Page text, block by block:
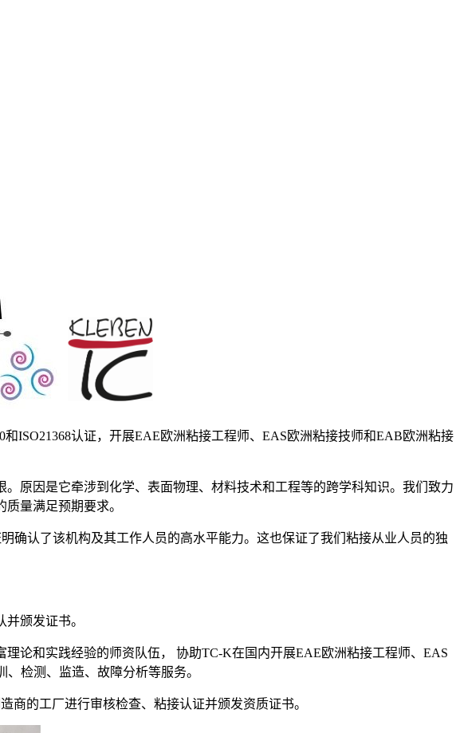
和ISO21368认证，开展EAE欧洲粘接工程师、EAS欧洲粘接技师和EAB欧洲粘接
原因是它牵涉到化学、表面物理、材料技术和工程等的跨学科知识。我们致力
量满足预期要求。
确认了该机构及其工作人员的高水平能力。这也保证了我们粘接从业人员的独
颁发证书。
论和实践经验的师资队伍， 协助TC-K在国内开展EAE欧洲粘接工程师、EAS
检测、监造、故障分析等服务。
商的工厂进行审核检查、粘接认证并颁发资质证书。